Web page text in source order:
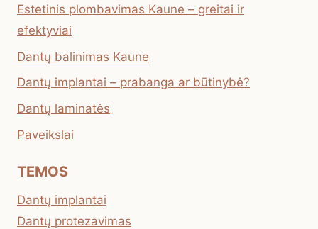
Estetinis plombavimas Kaune – greitai ir
efektyviai
Dantų balinimas Kaune
Dantų implantai – prabanga ar būtinybė?
Dantų laminatės
Paveikslai
TEMOS
Dantų implantai
Dantų protezavimas